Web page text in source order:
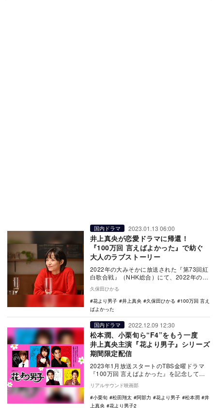
国内ドラマ 2023.01.13 06:00
井上真央が恋愛ドラマに帰還！
『100万回 言えばよかった』で紡ぐ
大人のラブストーリー
2022年の大みそかに放送された『第73回紅
白歌合戦』（NHK総合）にて、2022年の
を…
久保田ひかる
花より男子
井上真央 久保田ひかる
100万回 言え
ばよかった
国内ドラマ 2022.12.09 12:30
松本潤、小栗旬ら“F4”をもう一度
井上真央主演『花より男子』シリーズ
期間限定配信
2023年1月放送スタートのTBS金曜ドラマ
『100万回 言えばよかった』を記念して、
12月9日22時54分よりParaviとT…
リアルサウンド映画部
小栗旬
松田翔太 阿部力 花より男子 松本潤
井
上真央
花より男子2